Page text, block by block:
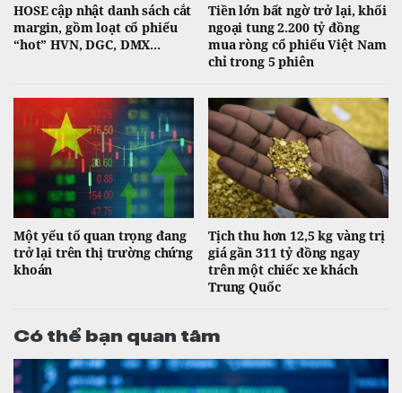
HOSE cập nhật danh sách cắt
margin, gồm loạt cổ phiếu
“hot” HVN, DGC, DMX...
Tiền lớn bất ngờ trở lại, khối
ngoại tung 2.200 tỷ đồng
mua ròng cổ phiếu Việt Nam
chỉ trong 5 phiên
Một yếu tố quan trọng đang
trở lại trên thị trường chứng
khoán
Tịch thu hơn 12,5 kg vàng trị
giá gần 311 tỷ đồng ngay
trên một chiếc xe khách
Trung Quốc
Có thể bạn quan tâm